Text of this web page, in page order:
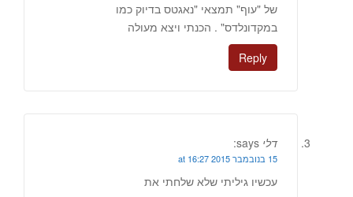
של "עוף" תמצאי "נאגטס בדיוק כמו
במקדונלדס" . הכנתי ויצא מעולה
Reply
דלי says:
15 בנובמבר 2015 at 16:27
עכשיו גיליתי שלא שלחתי את